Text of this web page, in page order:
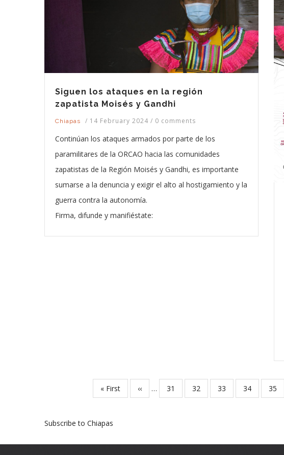
Siguen los ataques en la región
zapatista Moisés y Gandhi
Chiapas / 14 February 2024 / 0 comments
Continúan los ataques armados por parte de los
paramilitares de la ORCAO hacia las comunidades
zapatistas de la Región Moisés y Gandhi, es importante
sumarse a la denuncia y exigir el alto al hostigamiento y la
guerra contra la autonomía.
Firma, difunde y manifiéstate:
PaginationFirst
page
« First
Previous
page
‹‹ … Page
31 Page
32 Page
33 Page
34 Page
35
Subscribe to Chiapas